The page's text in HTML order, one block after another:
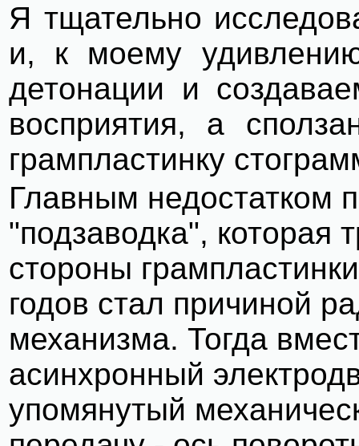
Я тщательно
и, к моему
детонации и
восприятия, а
грампластинку
Главным недостатком
"подзаводка", которая
стороны
годов стал причиной
механизма. Тогда
асинхронный
упомянутый